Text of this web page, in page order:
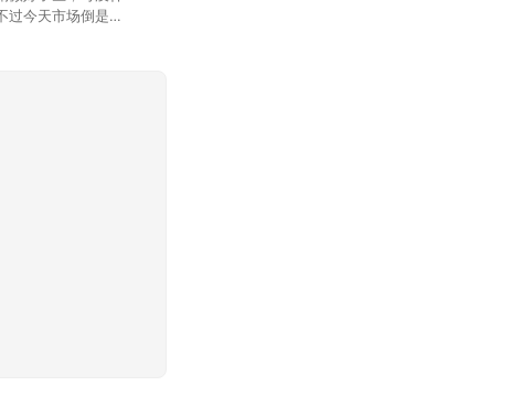
过今天市场倒是蛮